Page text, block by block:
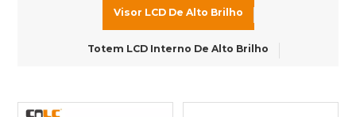
Visor LCD De Alto Brilho
Totem LCD Interno De Alto Brilho